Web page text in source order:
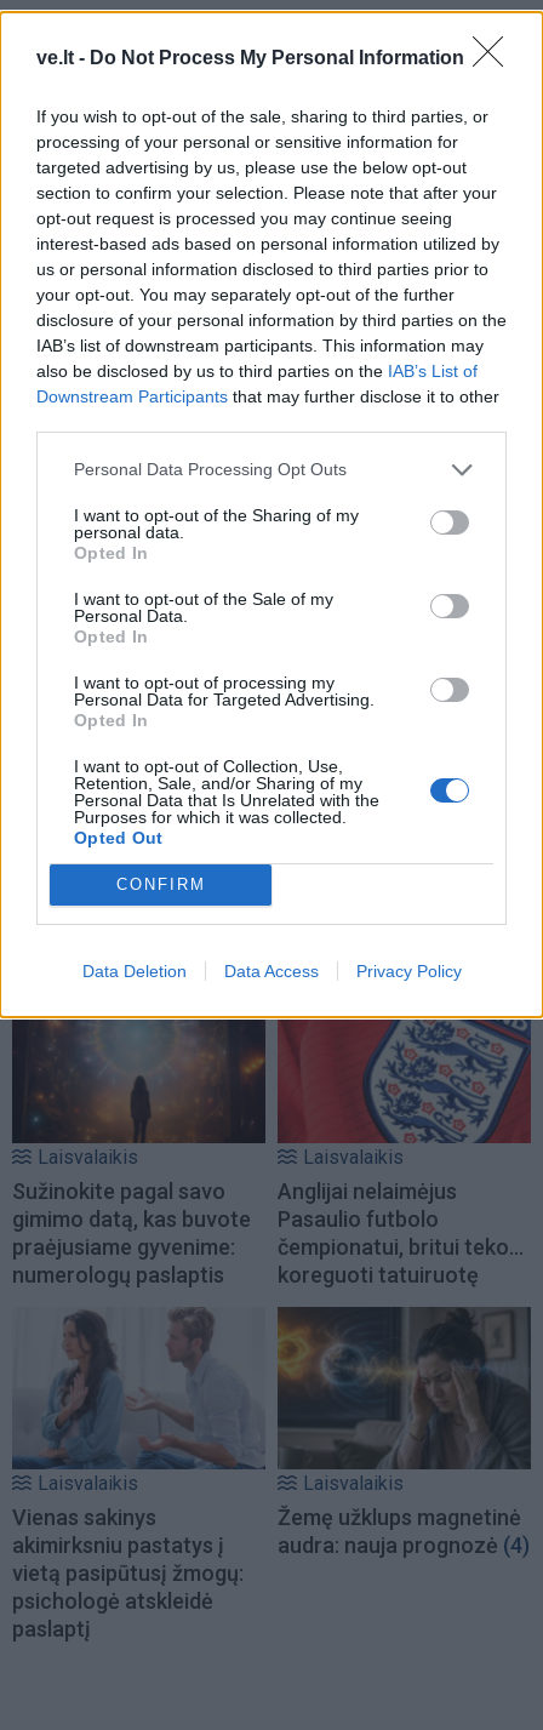
ve.lt - Do Not Process My Personal Information
If you wish to opt-out of the sale, sharing to third parties, or
processing of your personal or sensitive information for
targeted advertising by us, please use the below opt-out
section to confirm your selection. Please note that after your
opt-out request is processed you may continue seeing
interest-based ads based on personal information utilized by
us or personal information disclosed to third parties prior to
your opt-out. You may separately opt-out of the further
disclosure of your personal information by third parties on the
IAB’s list of downstream participants. This information may
also be disclosed by us to third parties on the IAB’s List of
Downstream Participants that may further disclose it to other
Personal Data Processing Opt Outs
I want to opt-out of the Sharing of my
personal data.
Opted In
I want to opt-out of the Sale of my
Personal Data.
Opted In
I want to opt-out of processing my
Personal Data for Targeted Advertising.
Opted In
I want to opt-out of Collection, Use,
Retention, Sale, and/or Sharing of my
Personal Data that Is Unrelated with the
Purposes for which it was collected.
Opted Out
CONFIRM
Data Deletion Data Access Privacy Policy
TAIP PAT SKAITYKITE
Laisvalaikis
Trys Zodiako ženklai,
kuriems rugpjūčio 10-ąją
seksis labiausiai: itin gera
pirmoji dienos pusė
Laisvalaikis
Šiais mėnesiais
gimusiems – ypatingas
naujas galimybes ir
Laisvalaikis
Rugpjūčio 10-ąją vardo
dieną švenčia
Laisvalaikis
Aurelija Urbonienė apie
ten, kur baigiasi turistiniai
Laisvalaikis
Sužinokite pagal savo
gimimo datą, kas buvote
praėjusiame gyvenime:
numerologų paslaptis
Laisvalaikis
Anglijai nelaimėjus
Pasaulio futbolo
čempionatui, britui teko...
koreguoti tatuiruotę
Laisvalaikis
Vienas sakinys
akimirksniu pastatys į
vietą pasipūtusį žmogų:
psichologė atskleidė
paslaptį
Laisvalaikis
Žemę užklups magnetinė
audra: nauja prognozė (4)